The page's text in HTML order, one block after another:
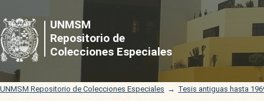
UNMSM
Repositorio de
Colecciones Especiales
Buscar
UNMSM Repositorio de Colecciones Especiales → Tesis antiguas hasta